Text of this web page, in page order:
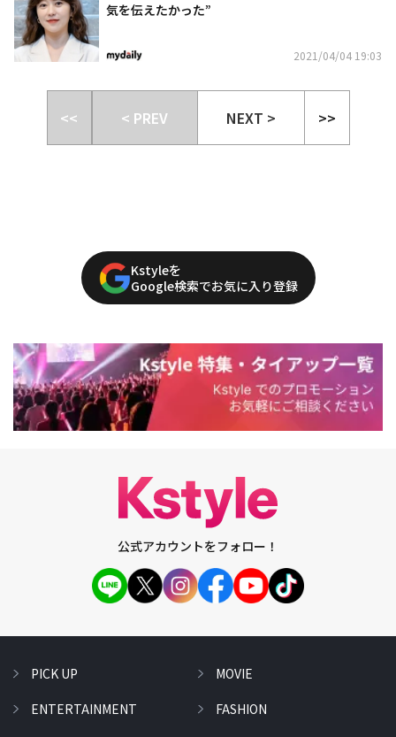
気を伝えたかった”
2021/04/04 19:03
<< < PREV NEXT > >>
Kstyleを
Google検索でお気に入り登録
公式アカウントをフォロー！
PICK UP
ENTERTAINMENT
MOVIE
FASHION